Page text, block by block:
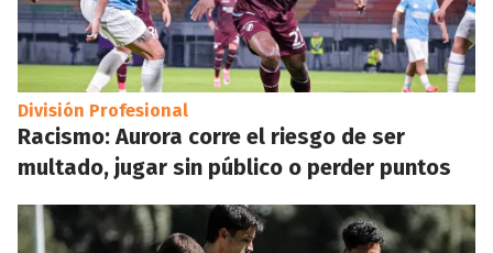
División Profesional
Racismo: Aurora corre el riesgo de ser
multado, jugar sin público o perder puntos